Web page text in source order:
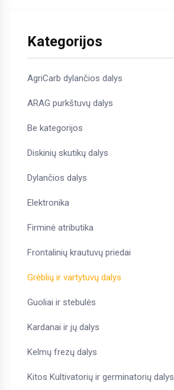
Kategorijos
AgriCarb dylančios dalys
ARAG purkštuvų dalys
Be kategorijos
Diskinių skutikų dalys
Dylančios dalys
Elektronika
Firminė atributika
Frontalinių krautuvų priedai
Grėblių ir vartytuvų dalys
Guoliai ir stebulės
Kardanai ir jų dalys
Kelmų frezų dalys
Kitos Kultivatorių ir germinatorių dalys